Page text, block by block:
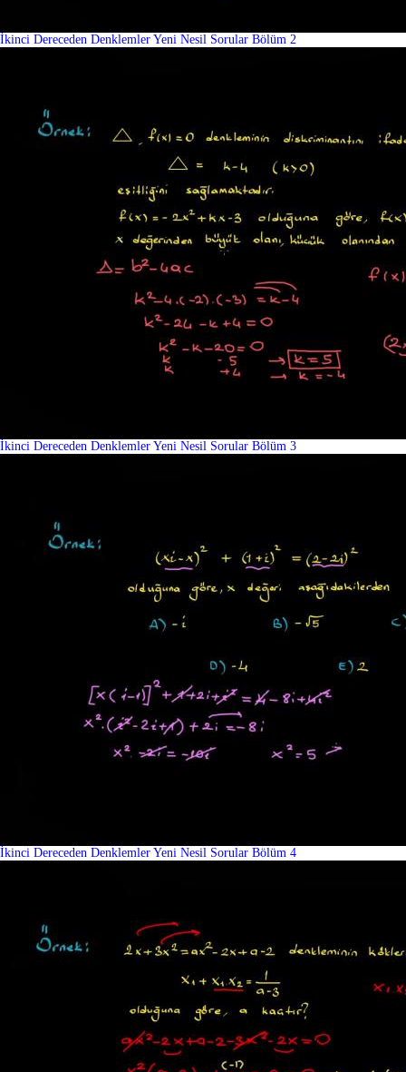
İkinci Dereceden Denklemler Yeni Nesil Sorular Bölüm 2
İkinci Dereceden Denklemler Yeni Nesil Sorular Bölüm 3
İkinci Dereceden Denklemler Yeni Nesil Sorular Bölüm 4